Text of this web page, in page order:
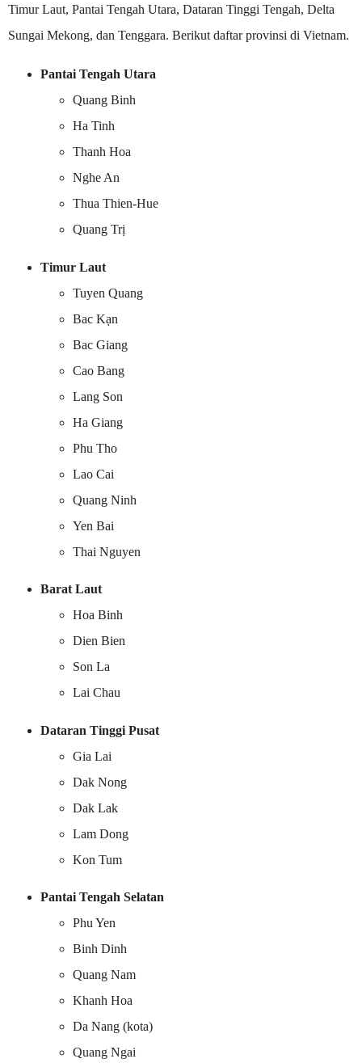
Timur Laut, Pantai Tengah Utara, Dataran Tinggi Tengah, Delta
Sungai Mekong, dan Tenggara. Berikut daftar provinsi di Vietnam.
Pantai Tengah Utara
Quang Binh
Ha Tinh
Thanh Hoa
Nghe An
Thua Thien-Hue
Quang Trị
Timur Laut
Tuyen Quang
Bac Kạn
Bac Giang
Cao Bang
Lang Son
Ha Giang
Phu Tho
Lao Cai
Quang Ninh
Yen Bai
Thai Nguyen
Barat Laut
Hoa Binh
Dien Bien
Son La
Lai Chau
Dataran Tinggi Pusat
Gia Lai
Dak Nong
Dak Lak
Lam Dong
Kon Tum
Pantai Tengah Selatan
Phu Yen
Binh Dinh
Quang Nam
Khanh Hoa
Da Nang (kota)
Quang Ngai